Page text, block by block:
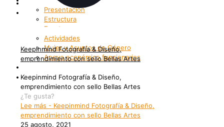
Internacionalización
Patrimonio
Presentación
Estructura
Enrutemonos
Actividades
Mujer y Asuntos de Género
Apoyo económico funcionarios
Patrimonio
Keepinmind Fotografía & Diseño,
emprendimiento con sello Bellas Artes
Keepinmind Fotografía & Diseño,
emprendimiento con sello Bellas Artes
¿Te gusta?
Lee más - Keepinmind Fotografía & Diseño,
emprendimiento con sello Bellas Artes
25 agosto, 2021